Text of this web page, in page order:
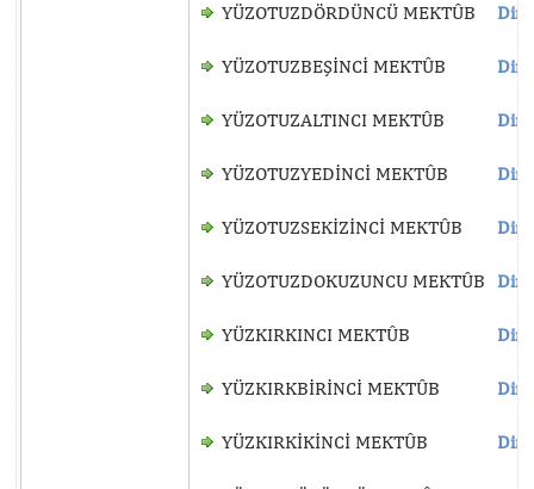
YÜZOTUZDÖRDÜNCÜ MEKTÛB
YÜZOTUZBEŞİNCİ MEKTÛB
YÜZOTUZALTINCI MEKTÛB
YÜZOTUZYEDİNCİ MEKTÛB
YÜZOTUZSEKİZİNCİ MEKTÛB
YÜZOTUZDOKUZUNCU MEKTÛB
YÜZKIRKINCI MEKTÛB
YÜZKIRKBİRİNCİ MEKTÛB
YÜZKIRKİKİNCİ MEKTÛB